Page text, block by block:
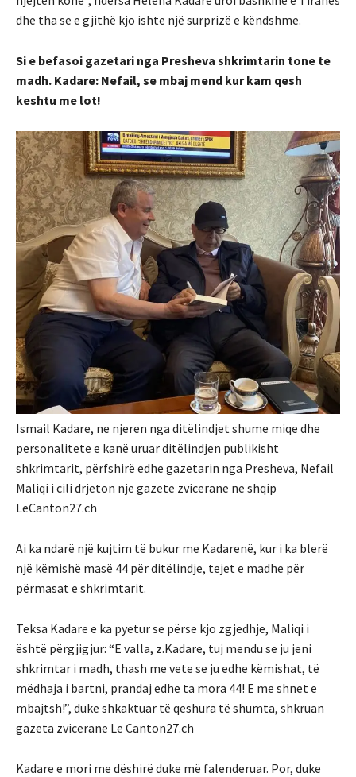
dhe tha se e gjithë kjo ishte një surprizë e këndshme.
Si e befasoi gazetari nga Presheva shkrimtarin tone te
madh. Kadare: Nefail, se mbaj mend kur kam qesh
keshtu me lot!
Ismail Kadare, ne njeren nga ditëlindjet shume miqe dhe
personalitete e kanë uruar ditëlindjen publikisht
shkrimtarit, përfshirë edhe gazetarin nga Presheva, Nefail
Maliqi i cili drjeton nje gazete zvicerane ne shqip
LeCanton27.ch
Ai ka ndarë një kujtim të bukur me Kadarenë, kur i ka blerë
një këmishë masë 44 për ditëlindje, tejet e madhe për
përmasat e shkrimtarit.
Teksa Kadare e ka pyetur se përse kjo zgjedhje, Maliqi i
është përgjigjur: “E valla, z.Kadare, tuj mendu se ju jeni
shkrimtar i madh, thash me vete se ju edhe këmishat, të
mëdhaja i bartni, prandaj edhe ta mora 44! E me shnet e
mbajtsh!”, duke shkaktuar të qeshura të shumta, shkruan
gazeta zvicerane Le Canton27.ch
Kadare e mori me dëshirë duke më falenderuar. Por, duke